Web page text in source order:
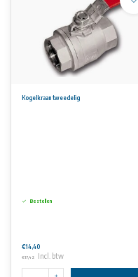
Kogelkraan tweedelig
Bestellen
€14,40
€17,42 Incl. btw